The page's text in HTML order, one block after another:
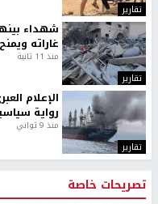
تقارير
تقارير
شهداء
غاراته
منذ 11 ثانية
تقارير
الإعلام
رواية
منذ 9 ثواني
تصريحات خاصة